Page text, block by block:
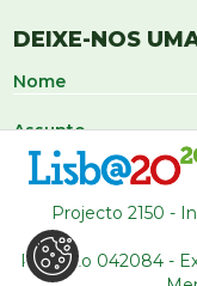
DEIXE-NOS
Projecto 2150 -
Projecto 042084 -